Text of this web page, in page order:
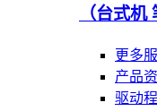
（台式机
更多
产品
驱动